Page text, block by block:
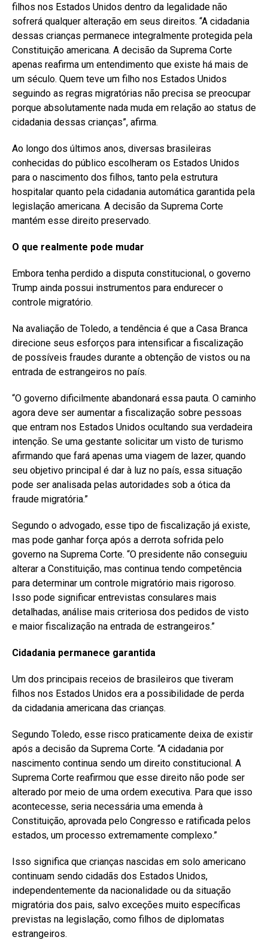
filhos nos Estados Unidos dentro da legalidade não
sofrerá qualquer alteração em seus direitos. “A cidadania
dessas crianças permanece integralmente protegida pela
Constituição americana. A decisão da Suprema Corte
apenas reafirma um entendimento que existe há mais de
um século. Quem teve um filho nos Estados Unidos
seguindo as regras migratórias não precisa se preocupar
porque absolutamente nada muda em relação ao status de
cidadania dessas crianças”, afirma.
Ao longo dos últimos anos, diversas brasileiras
conhecidas do público escolheram os Estados Unidos
para o nascimento dos filhos, tanto pela estrutura
hospitalar quanto pela cidadania automática garantida pela
legislação americana. A decisão da Suprema Corte
mantém esse direito preservado.
O que realmente pode mudar
Embora tenha perdido a disputa constitucional, o governo
Trump ainda possui instrumentos para endurecer o
controle migratório.
Na avaliação de Toledo, a tendência é que a Casa Branca
direcione seus esforços para intensificar a fiscalização
de possíveis fraudes durante a obtenção de vistos ou na
entrada de estrangeiros no país.
“O governo dificilmente abandonará essa pauta. O caminho
agora deve ser aumentar a fiscalização sobre pessoas
que entram nos Estados Unidos ocultando sua verdadeira
intenção. Se uma gestante solicitar um visto de turismo
afirmando que fará apenas uma viagem de lazer, quando
seu objetivo principal é dar à luz no país, essa situação
pode ser analisada pelas autoridades sob a ótica da
fraude migratória.”
Segundo o advogado, esse tipo de fiscalização já existe,
mas pode ganhar força após a derrota sofrida pelo
governo na Suprema Corte. “O presidente não conseguiu
alterar a Constituição, mas continua tendo competência
para determinar um controle migratório mais rigoroso.
Isso pode significar entrevistas consulares mais
detalhadas, análise mais criteriosa dos pedidos de visto
e maior fiscalização na entrada de estrangeiros.”
Cidadania permanece garantida
Um dos principais receios de brasileiros que tiveram
filhos nos Estados Unidos era a possibilidade de perda
da cidadania americana das crianças.
Segundo Toledo, esse risco praticamente deixa de existir
após a decisão da Suprema Corte. “A cidadania por
nascimento continua sendo um direito constitucional. A
Suprema Corte reafirmou que esse direito não pode ser
alterado por meio de uma ordem executiva. Para que isso
acontecesse, seria necessária uma emenda à
Constituição, aprovada pelo Congresso e ratificada pelos
estados, um processo extremamente complexo.”
Isso significa que crianças nascidas em solo americano
continuam sendo cidadãs dos Estados Unidos,
independentemente da nacionalidade ou da situação
migratória dos pais, salvo exceções muito específicas
previstas na legislação, como filhos de diplomatas
estrangeiros.